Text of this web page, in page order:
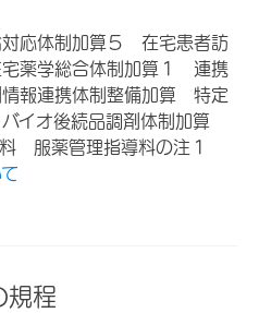
対応体制加算５ 在宅患者訪
薬学総合体制加算１ 連携
報連携体制整備加算 特定
イオ後続品調剤体制加算
服薬管理指導料の注１
規程